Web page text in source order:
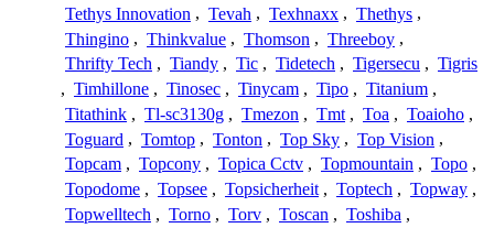
Tethys Innovation , Tevah , Texhnaxx , Thethys ,
Thingino , Thinkvalue , Thomson , Threeboy ,
Thrifty Tech , Tiandy , Tic , Tidetech , Tigersecu , Tigris
, Timhillone , Tinosec , Tinycam , Tipo , Titanium ,
Titathink , Tl-sc3130g , Tmezon , Tmt , Toa , Toaioho ,
Toguard , Tomtop , Tonton , Top Sky , Top Vision ,
Topcam , Topcony , Topica Cctv , Topmountain , Topo ,
Topodome , Topsee , Topsicherheit , Toptech , Topway ,
Topwelltech , Torno , Torv , Toscan , Toshiba ,